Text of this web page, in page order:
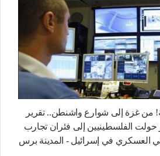
من غزة إلى شوارع واشنطن.. تقرير
دولار حولت الفلسطينيين إلى فئران تجارب
العسكري في إسرائيل - المدينة برس